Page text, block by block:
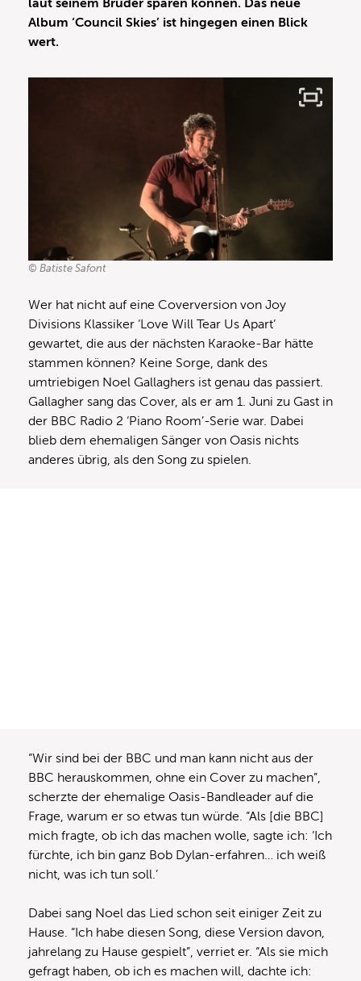
laut seinem Bruder sparen können. Das neue
Album ‘Council Skies’ ist hingegen einen Blick
wert.
© Batiste Safont
Wer hat nicht auf eine Coverversion von Joy
Divisions Klassiker ‘Love Will Tear Us Apart’
gewartet, die aus der nächsten Karaoke-Bar hätte
stammen können? Keine Sorge, dank des
umtriebigen Noel Gallaghers ist genau das passiert.
Gallagher sang das Cover, als er am 1. Juni zu Gast in
der BBC Radio 2 ‘Piano Room’-Serie war. Dabei
blieb dem ehemaligen Sänger von Oasis nichts
anderes übrig, als den Song zu spielen.
“Wir sind bei der BBC und man kann nicht aus der
BBC herauskommen, ohne ein Cover zu machen”,
scherzte der ehemalige Oasis-Bandleader auf die
Frage, warum er so etwas tun würde. “Als [die BBC]
mich fragte, ob ich das machen wolle, sagte ich: ‘Ich
fürchte, ich bin ganz Bob Dylan-erfahren… ich weiß
nicht, was ich tun soll.’
Dabei sang Noel das Lied schon seit einiger Zeit zu
Hause. “Ich habe diesen Song, diese Version davon,
jahrelang zu Hause gespielt”, verriet er. “Als sie mich
gefragt haben, ob ich es machen will, dachte ich: